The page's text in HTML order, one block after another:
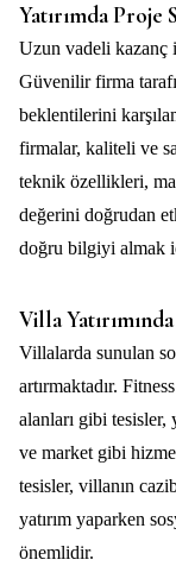
Yatırımda Proje
Uzun vadeli kazanç
Güvenilir firma
beklentilerini
firmalar, kaliteli ve
teknik özellikleri,
değerini doğrudan
doğru bilgiyi almak
Villa
Villalarda sunulan
artırmaktadır.
alanları gibi tesisler,
ve market gibi
tesisler, villanın
yatırım yaparken
önemlidir.